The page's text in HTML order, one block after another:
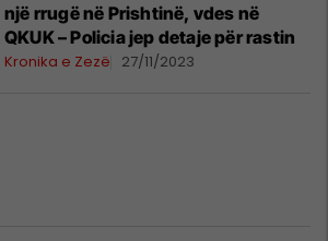
një rrugë në Prishtinë, vdes në
QKUK – Policia jep detaje për rastin
Kronika e Zezë 27/11/2023